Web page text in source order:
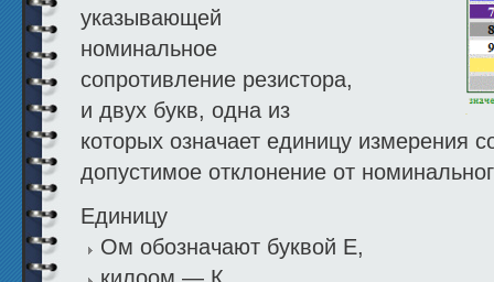
указывающей
номинальное
сопротивление резистора,
и двух букв, одна из
которых означает единицу измерения
допустимое отклонение от
Единицу
Ом обозначают буквой Е,